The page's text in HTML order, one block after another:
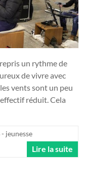
un rythme de
de vivre avec
vents sont un peu
réduit. Cela
- jeunesse
Lire la suite